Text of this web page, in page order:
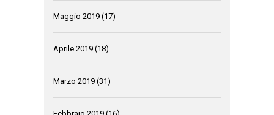
Maggio 2019 (17)
Aprile 2019 (18)
Marzo 2019 (31)